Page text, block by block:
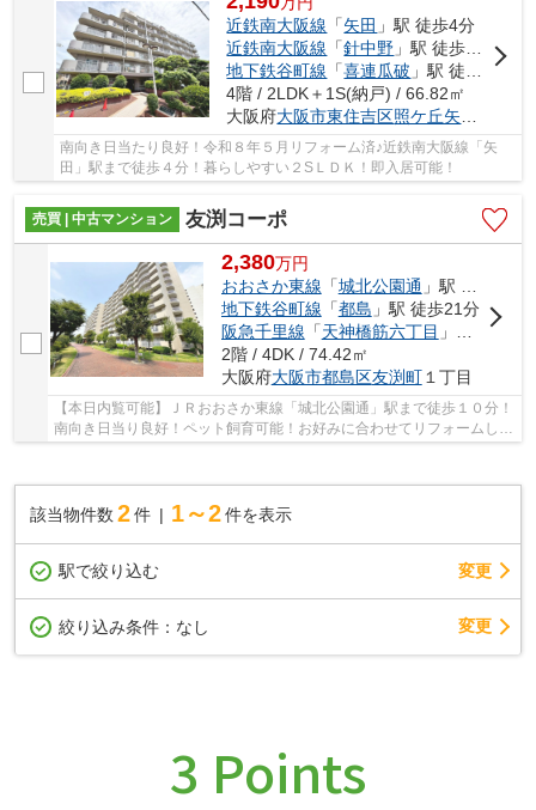
近鉄南大阪線 「矢田 」駅 徒歩4分
近鉄南大阪線 「針中野 」駅 徒歩16分
地下鉄谷町線 「喜連瓜破 」駅 徒歩22分
4階 / 2LDK＋1S(納戸) / 66.82㎡
大阪府大阪市東住吉区照ケ丘矢田
南向き日当たり良好！令和８年５月リフォーム済♪近鉄南大阪線「矢
田」駅まで徒歩４分！暮らしやすい２SＬＤＫ！即入居可能！
売買 | 中古マンション 友渕コーポ
2,380万円
おおさか東線 「城北公園通 」駅 徒歩15分
地下鉄谷町線 「都島 」駅 徒歩21分
阪急千里線 「天神橋筋六丁目 」駅 徒歩26分
2階 / 4DK / 74.42㎡
大阪府大阪市都島区友渕町１丁目
【本日内覧可能】ＪＲおおさか東線「城北公園通」駅まで徒歩１０分！
南向き日当り良好！ペット飼育可能！お好みに合わせてリフォームして
該当物件数 2件 1～2 件を表示
駅で絞り込む 変更
絞り込み条件： なし 変更
3 Points